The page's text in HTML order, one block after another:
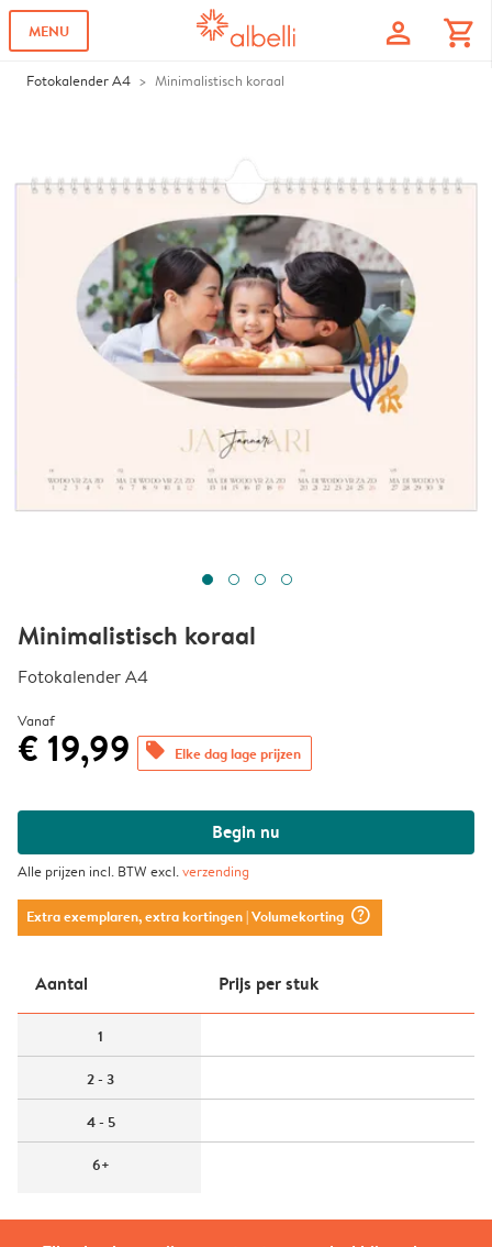
MENU profile shopping_cart
Fotokalender A4 Minimalistisch koraal
Minimalistisch koraal
Fotokalender A4
Vanaf
€ 19,99 offers Elke dag lage prijzen
Begin nu
Alle prijzen incl. BTW excl.verzending
Extra exemplaren, extra kortingen| Volumekorting question_mark_circle
Aantal Prijs per stuk
1
2 - 3
4 - 5
6+